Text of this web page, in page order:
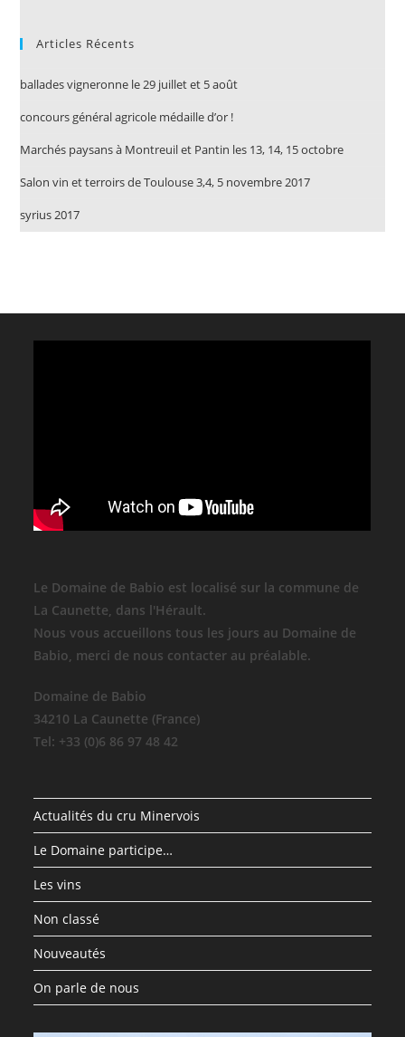
Articles Récents
ballades vigneronne le 29 juillet et 5 août
concours général agricole médaille d’or !
Marchés paysans à Montreuil et Pantin les 13, 14, 15 octobre
Salon vin et terroirs de Toulouse 3,4, 5 novembre 2017
syrius 2017
Le Domaine de Babio est localisé sur la commune de
La Caunette, dans l'Hérault.
Nous vous accueillons tous les jours au Domaine de
Babio, merci de nous contacter au préalable.
Domaine de Babio
34210 La Caunette (France)
Tel: +33 (0)6 86 97 48 42
Actualités du cru Minervois
Le Domaine participe…
Les vins
Non classé
Nouveautés
On parle de nous